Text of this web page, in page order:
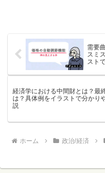
需要
スミ
スト
経済学における中間財とは？最
は？具体例をイラストで分かり
説
ホーム 政治/経済